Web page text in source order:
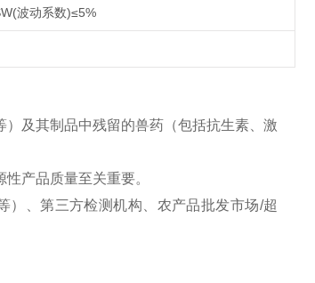
波动系数)≤5%
及其制品中残留的兽药（包括抗生素、激
产品质量至关重要。
）、第三方检测机构、农产品批发市场/超